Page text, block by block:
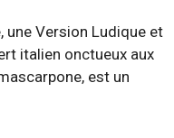
une Version Ludique et
italien onctueux aux
est un